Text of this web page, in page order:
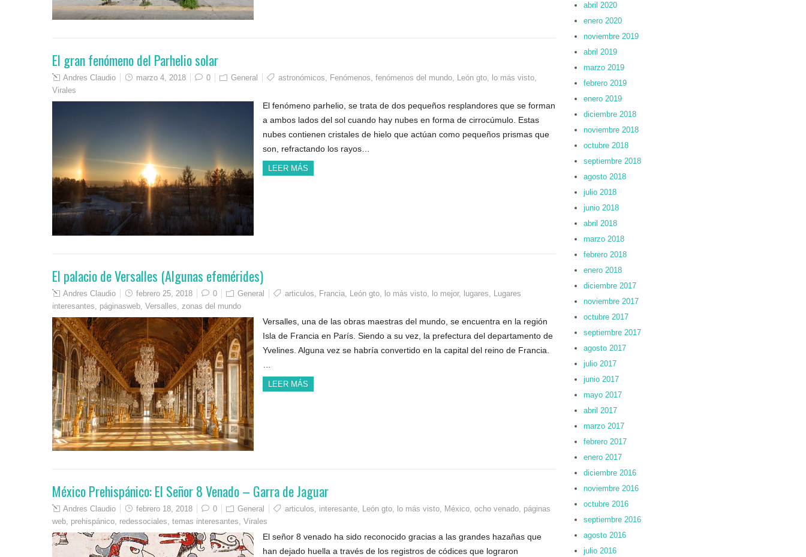
El gran fenómeno del Parhelio solar
Andres Claudio marzo 4, 2018 0 General astronómicos, Fenómenos, fenómenos del mundo, León gto, lo más visto,
Virales
El fenómeno parhelio, se trata de dos pequeños resplandores que se forman
a ambos lados del sol cuando hay nubes en forma de cirrocúmulo. Estas
nubes contienen cristales de hielo que actúan como pequeños prismas que
son, refractando los rayos…
LEER MÁS
El palacio de Versalles (Algunas efemérides)
Andres Claudio febrero 25, 2018 0 General articulos, Francia, León gto, lo más visto, lo mejor, lugares, Lugares
interesantes, páginasweb, Versalles, zonas del mundo
Versalles, una de las obras maestras del mundo, se encuentra en la región
Isla de Francia en París. Siendo a su vez, la prefectura del departamento de
Yvelines. Alguna vez se habría convertido en la capital del reino de Francia.
…
LEER MÁS
México Prehispánico: El Señor 8 Venado – Garra de Jaguar
Andres Claudio febrero 18, 2018 0 General articulos, interesante, León gto, lo más visto, México, ocho venado, páginas
web, prehispánico, redessociales, temas interesantes, Virales
El señor 8 venado ha sido reconocido gracias a las grandes hazañas que
han dejado huella a través de los registros de códices que lograron
abril 2020
enero 2020
noviembre 2019
abril 2019
marzo 2019
febrero 2019
enero 2019
diciembre 2018
noviembre 2018
octubre 2018
septiembre 2018
agosto 2018
julio 2018
junio 2018
abril 2018
marzo 2018
febrero 2018
enero 2018
diciembre 2017
noviembre 2017
octubre 2017
septiembre 2017
agosto 2017
julio 2017
junio 2017
mayo 2017
abril 2017
marzo 2017
febrero 2017
enero 2017
diciembre 2016
noviembre 2016
octubre 2016
septiembre 2016
agosto 2016
julio 2016